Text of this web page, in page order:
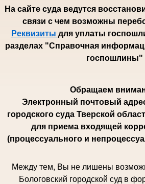
На сайте суда ведутся
связи с чем возможны
Реквизиты для уплаты
разделах "Справочная
госпошлины"
Обращаем
Электронный почтовый
городского суда Тверской
для приема входящей
(процессуального и
Между тем, Вы не лишены
Бологовский городской суд в